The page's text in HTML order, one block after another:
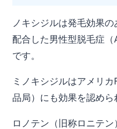
ノキシジルは発毛効果
配合した男性型脱毛症（
です。
ミノキシジルはアメリ
品局）にも効果を認めら
ロノテン（旧称ロニテ